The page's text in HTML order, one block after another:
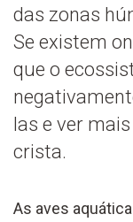
das zonas
Se existem
que o
las e ver
crista.
As aves